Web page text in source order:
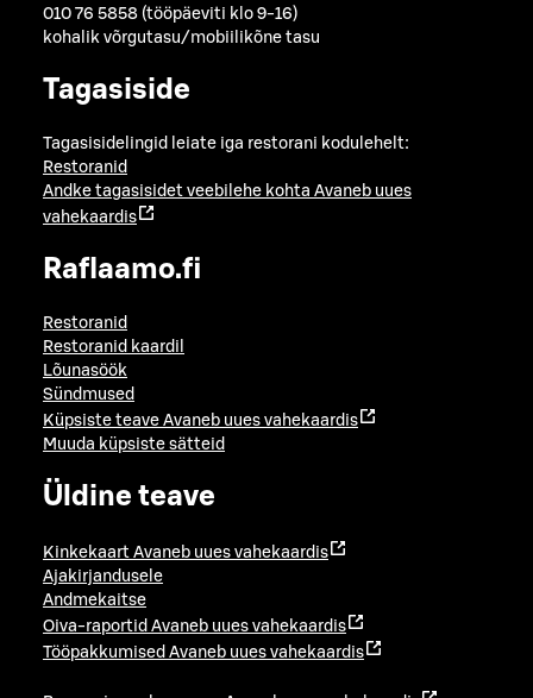
010 76 5858 (tööpäeviti klo 9-16)
kohalik võrgutasu/mobiilikõne tasu
Tagasiside
Tagasisidelingid leiate iga restorani kodulehelt:
Restoranid
Andke tagasisidet veebilehe kohta Avaneb uues
vahekaardis
Raflaamo.fi
Restoranid
Restoranid kaardil
Lõunasöök
Sündmused
Küpsiste teave Avaneb uues vahekaardis
Muuda küpsiste sätteid
Üldine teave
Kinkekaart Avaneb uues vahekaardis
Ajakirjandusele
Andmekaitse
Oiva-raportid Avaneb uues vahekaardis
Tööpakkumised Avaneb uues vahekaardis